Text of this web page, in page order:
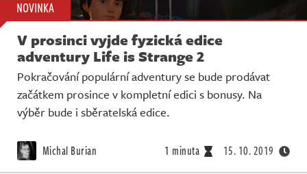
NOVINKA
V prosinci vyjde fyzická edice
adventury Life is Strange 2
Pokračování populární adventury se bude prodávat
začátkem prosince v kompletní edici s bonusy. Na
výběr bude i sběratelská edice.
Michal Burian 1 minuta 15. 10. 2019